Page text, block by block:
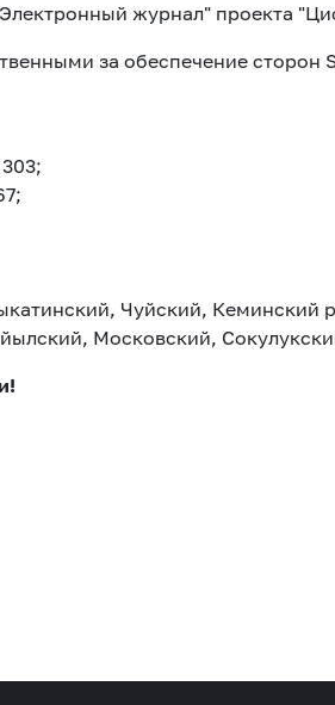
журнал" проекта
за обеспечение сторон
Чуйский, Кеминский
Московский,